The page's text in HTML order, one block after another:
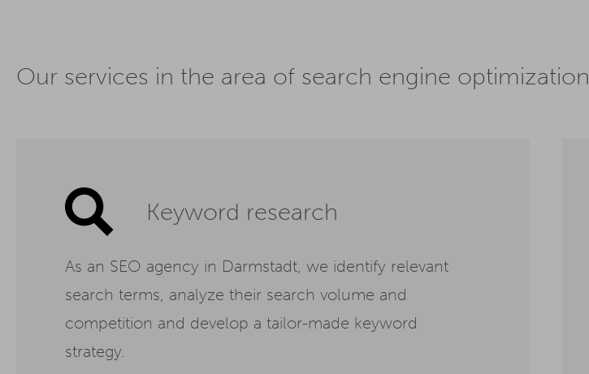
Our services in the area of search engine optimization
Keyword research
As an SEO agency in Darmstadt, we identify relevant
search terms, analyze their search volume and
competition and develop a tailor-made keyword
strategy.